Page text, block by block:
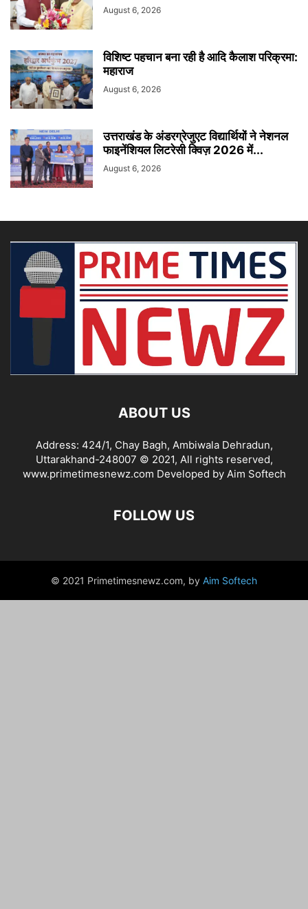
August 6, 2026
विशिष्ट पहचान बना रही है आदि कैलाश परिक्रमा:
महाराज
August 6, 2026
उत्तराखंड के अंडरग्रेजुएट विद्यार्थियों ने नेशनल
फाइनेंशियल लिटरेसी क्विज़ 2026 में...
August 6, 2026
ABOUT US
Address: 424/1, Chay Bagh, Ambiwala Dehradun,
Uttarakhand-248007 © 2021, All rights reserved,
www.primetimesnewz.com Developed by Aim Softech
FOLLOW US
© 2021 Primetimesnewz.com, by Aim Softech